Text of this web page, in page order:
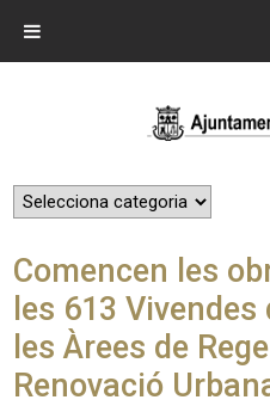
Comencen les
les 613
les Àrees de
Renovació